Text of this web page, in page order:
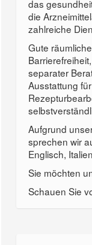
das
die
zahlreiche
Gute
separater
Ausstattung
Aufgrund
sprechen wir
Englisch,
Sie möchten
Schauen Sie